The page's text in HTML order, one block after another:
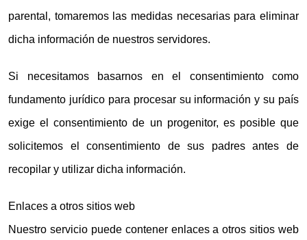
parental, tomaremos las medidas necesarias para eliminar
dicha información de nuestros servidores.
Si necesitamos basarnos en el consentimiento como
fundamento jurídico para procesar su información y su país
exige el consentimiento de un progenitor, es posible que
solicitemos el consentimiento de sus padres antes de
recopilar y utilizar dicha información.
Enlaces a otros sitios web
Nuestro servicio puede contener enlaces a otros sitios web